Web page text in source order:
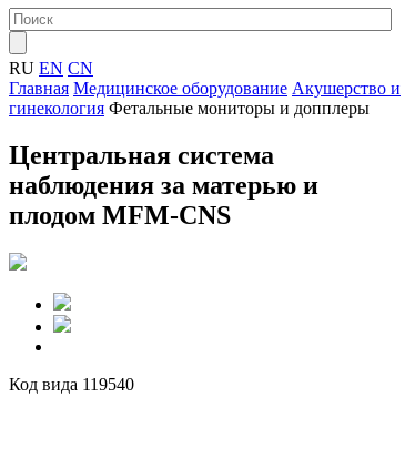
RU EN CN
Главная Медицинское оборудование Акушерство и
гинекология Фетальные мониторы и допплеры
Центральная система
наблюдения за матерью и
плодом MFM-CNS
Код вида 119540